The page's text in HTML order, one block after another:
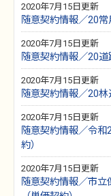
2020年7月15日更新
随意契約情報／20常
2020年7月15日更新
随意契約情報／20道
2020年7月15日更新
随意契約情報／20林
2020年7月15日更新
随意契約情報／令
約）
2020年7月15日更新
随意契約情報／市